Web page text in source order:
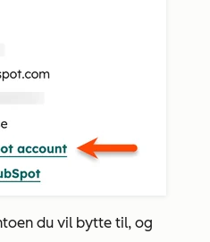
du vil bytte til, og